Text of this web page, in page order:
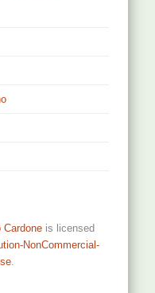
Cardone is licensed
NonCommercial-
.